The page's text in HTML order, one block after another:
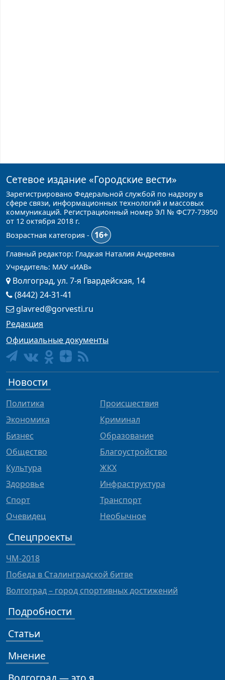
Сетевое издание «Городские вести»
Зарегистрировано Федеральной службой по надзору в
сфере связи, информационных технологий и массовых
коммуникаций. Регистрационный номер ЭЛ № ФС77-73950
от 12 октября 2018 г.
Возрастная категория -
16+
Главный редактор: Гладкая Наталия Андреевна
Учредитель: МАУ «ИАВ»
Волгоград, ул. 7-я Гвардейская, 14
(8442) 24-31-41
glavred@gorvesti.ru
Редакция
Официальные документы
Новости
Политика
Экономика
Бизнес
Общество
Культура
Здоровье
Спорт
Очевидец
Происшествия
Криминал
Образование
Благоустройство
ЖКХ
Инфраструктура
Транспорт
Необычное
Спецпроекты
ЧМ-2018
Победа в Сталинградской битве
Волгоград – город спортивных достижений
Подробности
Статьи
Мнение